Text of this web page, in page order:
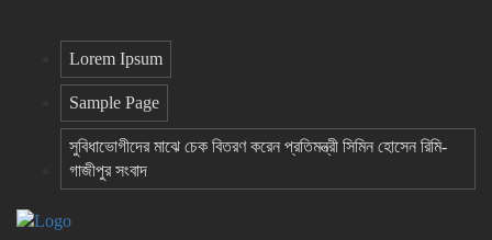
Lorem Ipsum
Sample Page
সুবিধাভোগীদের মাঝে চেক বিতরণ করেন প্রতিমন্ত্রী সিমিন হোসেন রিমি-
গাজীপুর সংবাদ